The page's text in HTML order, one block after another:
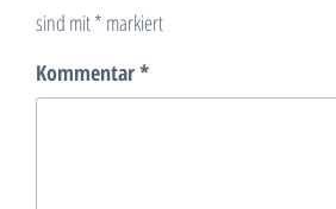
sind mit* markiert
Kommentar*